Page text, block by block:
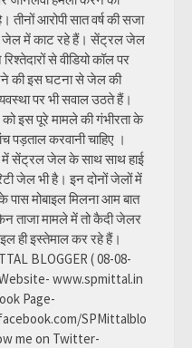
तीनों आरोपी सात वर्ष की सजा
में काट रहे हैं। सेंट्रल जेल
से वीडियो कॉल पर
की इस घटना से जेल की
पर भी सवाल उठते हैं।
इस पूरे मामले की गंभीरता के
पड़ताल करवानी चाहिए ।
सेंट्रल जेल के साथ साथ हाई
जेल भी है। इन दोनों जेलों में
पास मोबाइल मिलना आम बात
ताजा मामले में तो कैदी जेलर
ही इस्तेमाल कर रहे हैं।
BLOGGER ( 08-08-
www.spmittal.in
Page-
SPMittalblo
me on Twitter-